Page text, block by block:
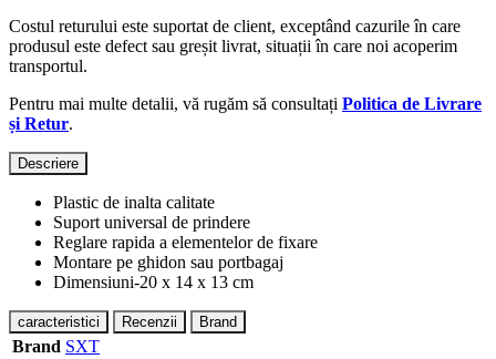
Costul returului este suportat de client, exceptând cazurile în care
produsul este defect sau greșit livrat, situații în care noi acoperim
transportul.
Pentru mai multe detalii, vă rugăm să consultați Politica de Livrare
și Retur.
Descriere
Plastic de inalta calitate
Suport universal de prindere
Reglare rapida a elementelor de fixare
Montare pe ghidon sau portbagaj
Dimensiuni-20 x 14 x 13 cm
caracteristici Recenzii Brand
Brand SXT